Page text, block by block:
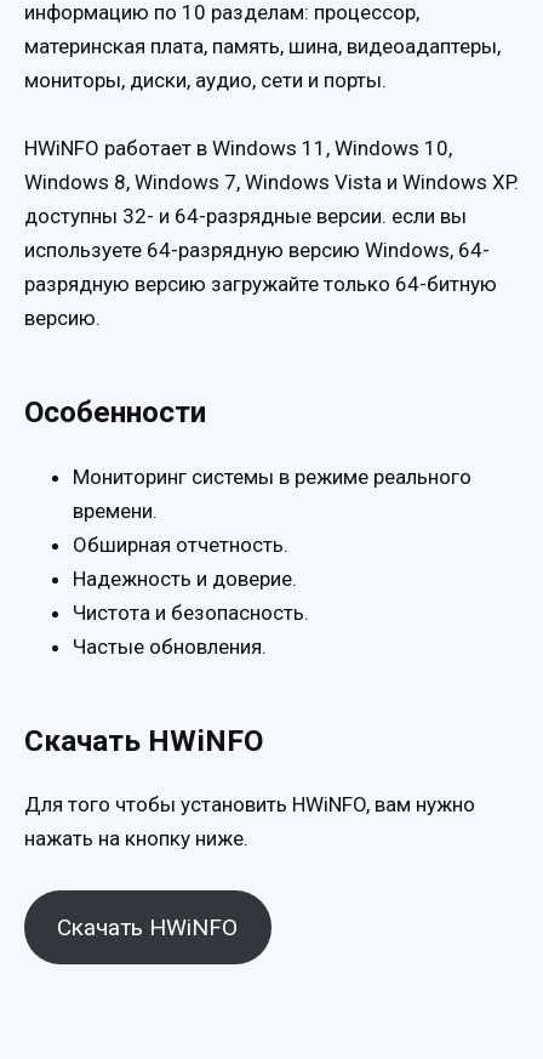
информацию по 10 разделам: процессор,
материнская плата, память, шина, видеоадаптеры,
мониторы, диски, аудио, сети и порты.
HWiNFO работает в Windows 11, Windows 10,
Windows 8, Windows 7, Windows Vista и Windows XP.
доступны 32- и 64-разрядные версии. если вы
используете 64-разрядную версию Windows, 64-
разрядную версию загружайте только 64-битную
версию.
Особенности
Мониторинг системы в режиме реального
времени.
Обширная отчетность.
Надежность и доверие.
Чистота и безопасность.
Частые обновления.
Скачать HWiNFO
Для того чтобы установить HWiNFO, вам нужно
нажать на кнопку ниже.
Скачать HWiNFO